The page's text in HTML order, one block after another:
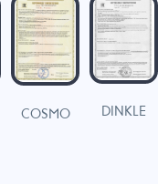
COSMO DINKLE